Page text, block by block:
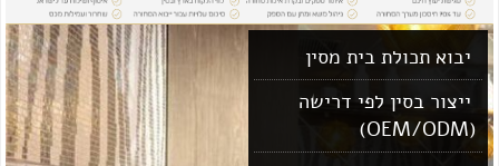
יבוא תכולת בית מסין
ייצור בסין לפי דרישה